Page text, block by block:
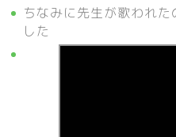
ちなみに先生が歌われ
した